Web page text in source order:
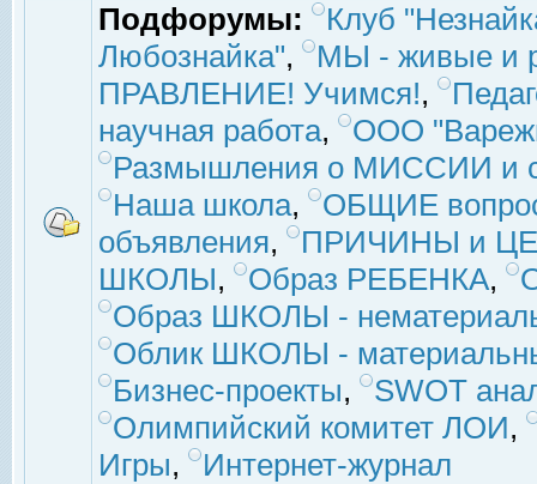
Подфорумы:
Клуб
Любознайка",
МЫ - живые и
ПРАВЛЕНИЕ! Учимся!,
научная работа,
ООО
Размышления о МИССИИ и
Наша школа,
ОБЩИЕ
объявления,
ПРИЧИНЫ и
ШКОЛЫ, Образ РЕБЕНКА,
Образ ШКОЛЫ -
Облик ШКОЛЫ -
Бизнес-проекты,
SWOT
Олимпийский комитет ЛОИ,
Игры, Интернет-журнал